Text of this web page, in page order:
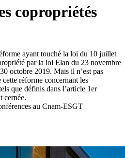
copropriétés
ayant touché la loi du 10 juillet
par la loi Elan du 23 novembre
octobre 2019. Mais il n’est pas
réforme concernant les
que définis dans l’article 1er
cernée.
au Cnam-ESGT